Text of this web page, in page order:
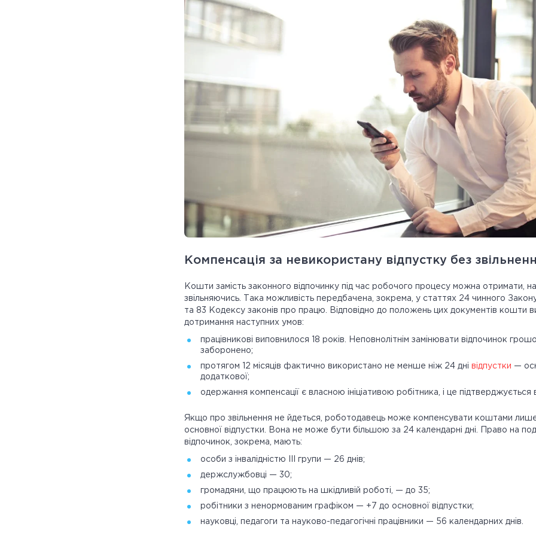
Компенсація за невикористану відпустку без
Кошти замість законного відпочинку під час робочого процесу можна отримати,
звільняючись. Така можливість передбачена, зокрема, у статтях 24 чинного
та 83 Кодексу законів про працю. Відповідно до положень цих документів кошти
дотримання наступних умов:
працівникові виповнилося 18 років. Неповнолітнім замінювати відпочинок
заборонено;
протягом 12 місяців фактично використано не менше ніж 24 дні відпустки —
додаткової;
одержання компенсації є власною ініціативою робітника, і це підтверджується
Якщо про звільнення не йдеться, роботодавець може компенсувати коштами
основної відпустки. Вона не може бути більшою за 24 календарні дні. Право на
відпочинок, зокрема, мають:
особи з інвалідністю III групи — 26 днів;
держслужбовці — 30;
громадяни, що працюють на шкідливій роботі, — до 35;
робітники з ненормованим графіком — +7 до основної відпустки;
науковці, педагоги та науково-педагогічні працівники — 56 календарних днів.